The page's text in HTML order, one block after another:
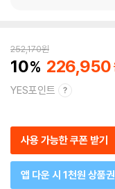
252,170원
10 226,950
YES포인트
사용 가능한 쿠폰 받기
앱 다운 시 1천원 상품권